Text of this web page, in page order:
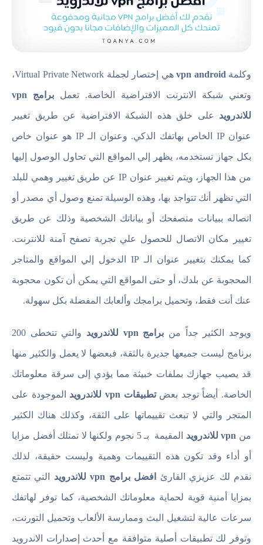
وكلمة vpn android هي إختصار لجملة Virtual Private Network،
وتعني شبكة الانترنت الافتراضية الخاصة. تعمل برامج vpn
للاندرويد على خلق هذه الشبكة الافتراضية عن طريق تغيير
عنوان IP الخاص بهاتفك الذكي. وعنوان الـ IP هو عنوان خاص
بكل جهاز تستخدمه، يظهر إلي المواقع التي تحاول الوصول إليها
من هذا الجهاز، ويتم تغيير عنوان IP عن طريق تغيير وهمي للبلد
التي تظهر أنك تتواجد بها، وهذه الوسيلة تمنع وصول أي مصدر أو
اتصاله ببيانات متصفحك أو بياناتك الشخصية وذلك عن طريق
تغيير مكان الاتصال للحصول علي تجربة تصفح آمنة للانترنت.
كما يمكنك بتغيير عنوان الـ IP الدخول إلي المواقع والمتاجر
المحجوبة عن بلدك، أو حتى المواقع التي يمكن أن تكون محجوبة
عنك أنت فقط، وتحميل برامجك وألعابك المفضلة بكل سهولة.
ويوجد الكثير جداً من برامج vpn للاندرويد والتي تتخطى 200
برنامج ليست جميعها جديرة بالثقة، فبعضها لا يعمل والكثير منها
قد يصيب جهازك بملفات خبيثة مما يؤدي إلى سرقة معلوماتك
الخاصة. أيضاً توجد بعضتطبيقات vpn للاندرويد الموجودة على
المتجر والتي لا تبعث تقييماتها على الثقة، وكذلك هناك الكثير
من vpn للاندرويد المقيمة بـ 5 نجوم ولكنها لا تمتلك أفضل مزايا
أو أداء وقد تكون هذه التقييمات وهمية وليست حقيقة، لذلك
نقدم لك عزيزي القارئ افضل برامج vpn للاندرويد التي تتمتع
بمزايا أمنية قوية لحماية معلوماتك الشخصية، كما توفر لهاتفك
سرعات عالية لتشغيل البث وممارسة الألعاب وتحميل التورنت،
وتوفر لك تطبيقات أصلية متوافقة مع أحدث إصدارات الاندرويد